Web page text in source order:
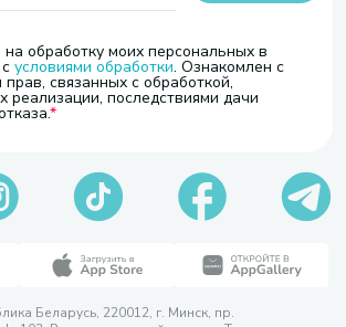
обработку моих персональных в
условиями обработки. Ознакомлен с
связанных с обработкой,
реализации, последствиями дачи
Беларусь, 220012, г. Минск, пр.